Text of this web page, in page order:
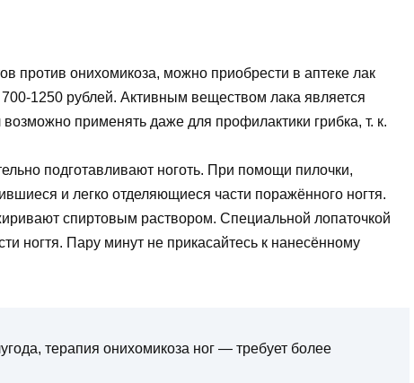
против онихомикоза, можно приобрести в аптеке лак
1250 рублей. Активным веществом лака является
применять даже для профилактики грибка, т. к.
подготавливают ноготь. При помощи пилочки,
и легко отделяющиеся части поражённого ногтя.
спиртовым раствором. Специальной лопаточкой
ногтя. Пару минут не прикасайтесь к нанесённому
терапия онихомикоза ног — требует более